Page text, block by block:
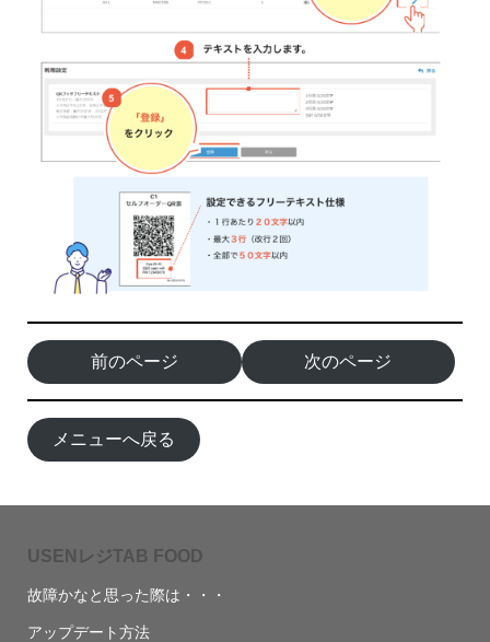
前のページ 次のページ
メニューへ戻る
USENレジTAB FOOD
故障かなと思った際は・・・
アップデート方法